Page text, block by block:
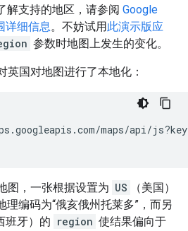
解支持的地区，请参阅 Google
详细信息。不妨试用此演示版应
参数时地图上发生的变化。
英国对地图进行了本地化：
maps/api/
图，一张根据设置为 US
（美国）
理编码为“俄亥俄州托莱多”，而另
班牙）的 region 使结果偏向于